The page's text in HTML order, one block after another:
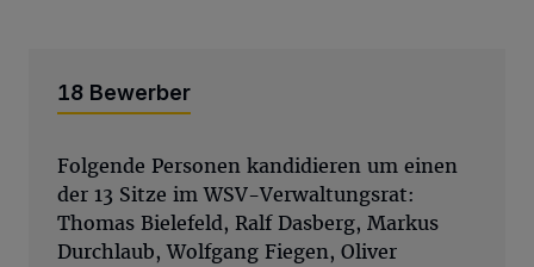
18 Bewerber
Folgende Personen kandidieren um einen
der 13 Sitze im WSV-Verwaltungsrat:
Thomas Bielefeld, Ralf Dasberg, Markus
Durchlaub, Wolfgang Fiegen, Oliver